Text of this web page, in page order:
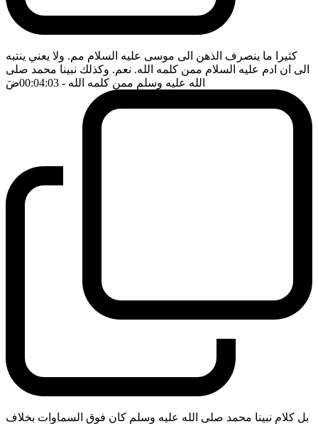
كثيرا ما ينصرف الذهن الى موسى عليه السلام مم. ولا يعني ينتبه
الى ان ادم عليه السلام ممن كلمه الله. نعم. وكذلك نبينا محمد صلى
الله عليه وسلم ممن كلمه الله - 00:04:03 ضَ
بل كلام نبينا محمد صلى الله عليه وسلم كان فوق السماوات بخلاف